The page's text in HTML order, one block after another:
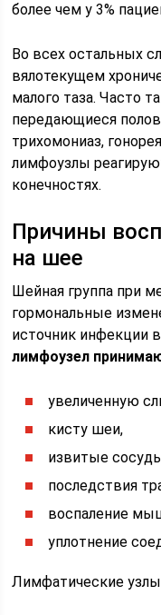
более чем у 3%
Во всех остальных
вялотекущем
малого таза. Часто
передающиеся
трихомониаз,
лимфоузлы
конечностях.
Причины
на шее
Шейная группа при
гормональные
источник инфекции
лимфоузел
увеличенную
кисту шеи,
извитые
последствия
воспаление
уплотнение
Лимфатические